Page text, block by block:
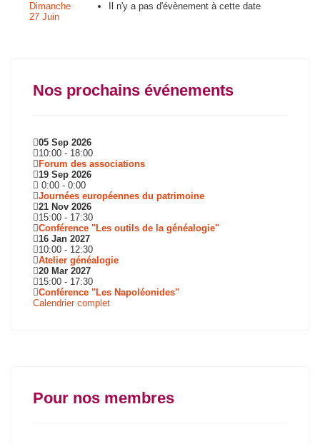
Dimanche
27 Juin
Il n'y a pas d'évènement à cette date
Nos prochains événements
05 Sep 2026
10:00 - 18:00
Forum des associations
19 Sep 2026
0:00 - 0:00
Journées européennes du patrimoine
21 Nov 2026
15:00 - 17:30
Conférence "Les outils de la généalogie"
16 Jan 2027
10:00 - 12:30
Atelier généalogie
20 Mar 2027
15:00 - 17:30
Conférence "Les Napoléonides"
Calendrier complet
Pour nos membres